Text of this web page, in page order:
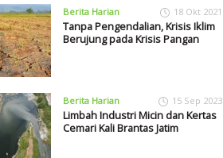
Berita Harian 18 Okt 2021
Tanpa Pengendalian, Krisis Iklim
Berujung pada Krisis Pangan
Berita Harian 15 Sep 2023
Limbah Industri Micin dan Kertas
Cemari Kali Brantas Jatim